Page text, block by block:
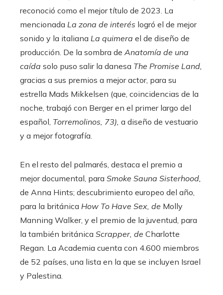
reconoció como el mejor título de 2023. La
mencionada La zona de interés logró el de mejor
sonido y la italiana La quimera el de diseño de
producción. De la sombra de Anatomía de una
caída solo puso salir la danesa The Promise Land,
gracias a sus premios a mejor actor, para su
estrella Mads Mikkelsen (que, coincidencias de la
noche, trabajó con Berger en el primer largo del
español, Torremolinos, 73), a diseño de vestuario
y a mejor fotografía.
En el resto del palmarés, destaca el premio a
mejor documental, para Smoke Sauna Sisterhood,
de Anna Hints; descubrimiento europeo del año,
para la británica How To Have Sex, de Molly
Manning Walker, y el premio de la juventud, para
la también británica Scrapper, de Charlotte
Regan. La Academia cuenta con 4.600 miembros
de 52 países, una lista en la que se incluyen Israel
y Palestina.